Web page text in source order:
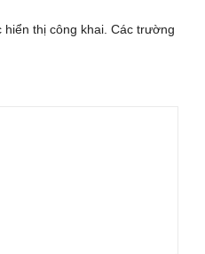
thị công khai. Các trường